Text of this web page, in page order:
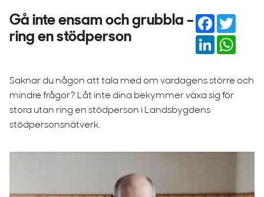
Gå inte ensam och grubbla –
ring en stödperson
Facebook
LinkedIn
Saknar du någon att tala med om vardagens större och
mindre frågor? Låt inte dina bekymmer växa sig för
stora utan ring en stödperson i Landsbygdens
stödpersonsnätverk.